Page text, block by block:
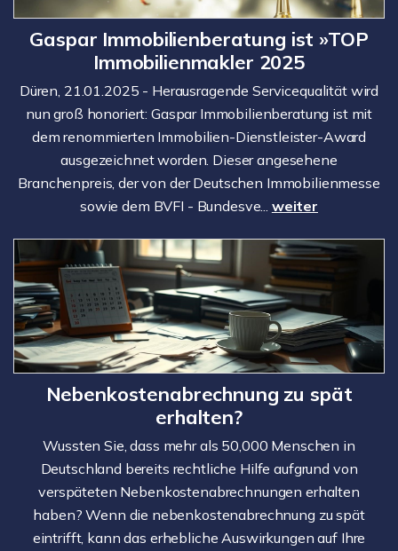
Gaspar Immobilienberatung ist »TOP
Immobilienmakler 2025
Düren, 21.01.2025 - Herausragende Servicequalität wird
nun groß honoriert: Gaspar Immobilienberatung ist mit
dem renommierten Immobilien-Dienstleister-Award
ausgezeichnet worden. Dieser angesehene
Branchenpreis, der von der Deutschen Immobilienmesse
sowie dem BVFI - Bundesve... weiter
Nebenkostenabrechnung zu spät
erhalten?
Wussten Sie, dass mehr als 50,000 Menschen in
Deutschland bereits rechtliche Hilfe aufgrund von
verspäteten Nebenkostenabrechnungen erhalten
haben? Wenn die nebenkostenabrechnung zu spät
eintrifft, kann das erhebliche Auswirkungen auf Ihre